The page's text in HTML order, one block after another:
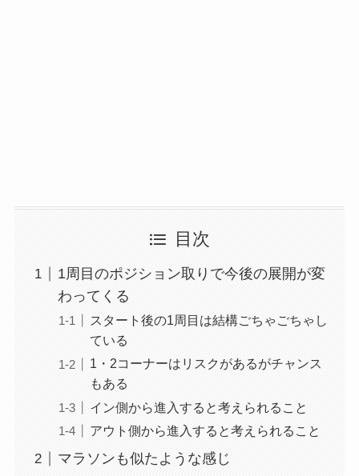
目次
1周目のポジション取りで今後の展開が変
わってくる
スタート後の1周目は結構ごちゃごちゃし
ている
1・2コーナーはリスクがあるがチャンス
もある
イン側から進入すると考えられること
アウト側から進入すると考えられること
マラソンも似たような感じ